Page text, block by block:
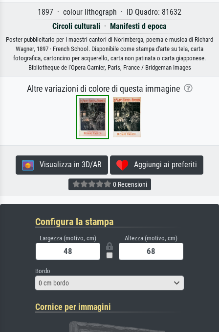
1897 · colour lithograph · ID Quadro: 81632
Circoli culturali · Manifesti d epoca
Poster pubblicitario per I maestri cantori di Norimberga, poema e musica di Richard
Wagner, 1897 · French School. Disponibile come stampa d'arte su tela, carta
fotografica, cartoncino per acquerello, carta non patinata o carta giapponese.
Bibliotheque de l'Opera Garnier, Paris, France / Bridgeman Images
Altre variazioni di colore di questa immagine
Visualizza in 3D/AR Aggiungi ai preferiti
0 Recensioni
Configura la stampa
Largezza (motivo, cm) Altezza (motivo, cm)
Bordo
0 cm bordo
Cornice per immagini